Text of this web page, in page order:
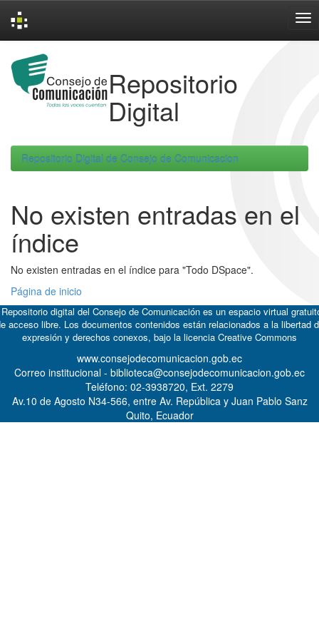
navigation
Repositorio
Digital
Repositorio Digital de Consejo de Comunicacion
No existen entradas en el
índice
No existen entradas en el índice para "Todo DSpace".
Página de inicio
digital del Consejo de Comunicación es un espacio virtual
acceso libre. Los documentos contenidos están relacionados a la libertad
expresión y derechos conexos, bajo la licencia Creative Commons
www.consejodecomunicacion.gob.ec
Correo institucional - biblioteca@consejodecomunicacion.gob.ec
Teléfono: 02-3938720, Ext. 2279
Av.10 de Agosto N34-566, entre Av. República y Juan Pablo Sanz
Quito, Ecuador